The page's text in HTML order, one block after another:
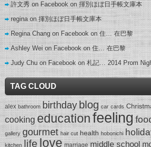
許文秀 on Facebookon揮別ほぼ日手帳文庫本
reginaon揮別ほぼ日手帳文庫本
Regina Chang on Facebookon住… 在巴黎
Ashley Wei on Facebookon住… 在巴黎
Judy Chu on Facebookon札記… 2014 Prom
TAG CLOUD
alex bathroom birthdayblog car cards
cooking educationfeeling
gallery gourmet hair cut health hobonichi
kitchen lifelove marriage middle school